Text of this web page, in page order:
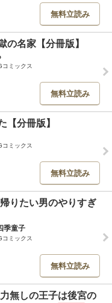
無料立読み
の名家【分冊版】
コミックス
無料立読み
【分冊版】
コミックス
無料立読み
りたい男のやりすぎ
季童子
コミックス
無料立読み
無しの王子は後宮の